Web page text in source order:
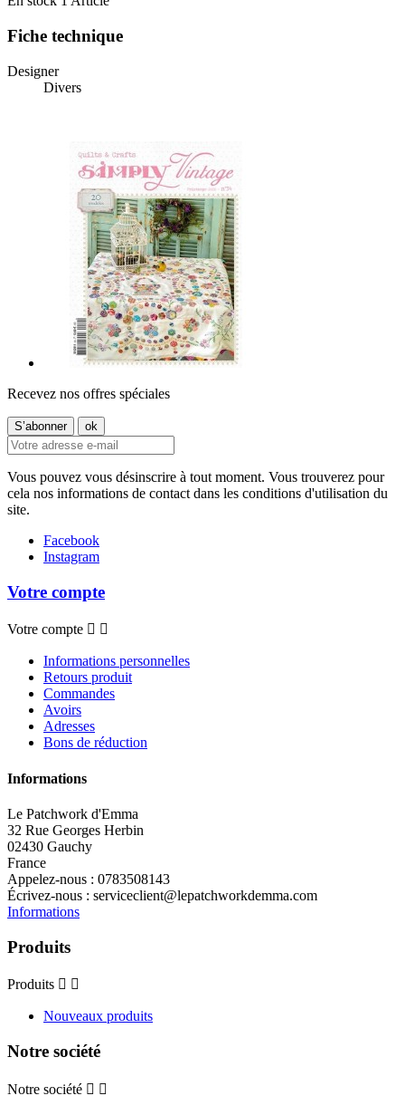
Fiche technique
Designer
Divers
Recevez nos offres spéciales
Vous pouvez vous désinscrire à tout moment. Vous trouverez pour
cela nos informations de contact dans les conditions d'utilisation du
site.
Facebook
Instagram
Votre compte
Votre compte  
Informations personnelles
Retours produit
Commandes
Avoirs
Adresses
Bons de réduction
Informations
Le Patchwork d'Emma
32 Rue Georges Herbin
02430 Gauchy
France
Appelez-nous : 0783508143
Écrivez-nous : serviceclient@lepatchworkdemma.com
Informations
Produits
Produits  
Nouveaux produits
Notre société
Notre société  